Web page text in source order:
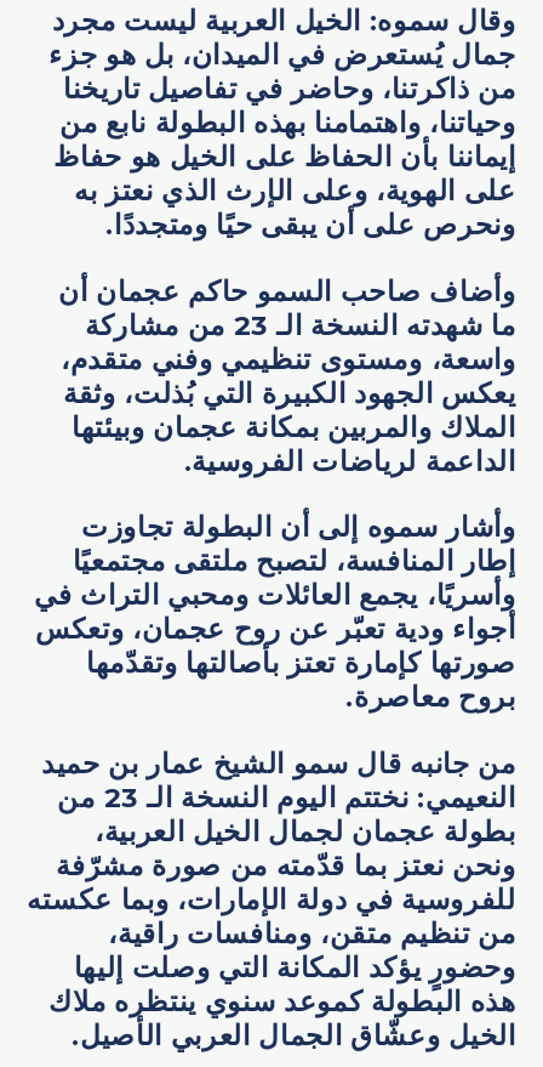
وقال سموه: الخيل العربية ليست مجرد
جمال يُستعرض في الميدان، بل هو جزء
من ذاكرتنا، وحاضر في تفاصيل تاريخنا
وحياتنا، واهتمامنا بهذه البطولة نابع من
إيماننا بأن الحفاظ على الخيل هو حفاظ
على الهوية، وعلى الإرث الذي نعتز به
ونحرص على أن يبقى حيًا ومتجددًا.
وأضاف صاحب السمو حاكم عجمان أن
ما شهدته النسخة الـ 23 من مشاركة
واسعة، ومستوى تنظيمي وفني متقدم،
يعكس الجهود الكبيرة التي بُذلت، وثقة
الملاك والمربين بمكانة عجمان وبيئتها
الداعمة لرياضات الفروسية.
وأشار سموه إلى أن البطولة تجاوزت
إطار المنافسة، لتصبح ملتقى مجتمعيًا
وأسريًا، يجمع العائلات ومحبي التراث في
أجواء ودية تعبّر عن روح عجمان، وتعكس
صورتها كإمارة تعتز بأصالتها وتقدّمها
بروح معاصرة.
من جانبه قال سمو الشيخ عمار بن حميد
النعيمي: نختتم اليوم النسخة الـ 23 من
بطولة عجمان لجمال الخيل العربية،
ونحن نعتز بما قدّمته من صورة مشرّفة
للفروسية في دولة الإمارات، وبما عكسته
من تنظيم متقن، ومنافسات راقية،
وحضورٍ يؤكد المكانة التي وصلت إليها
هذه البطولة كموعد سنوي ينتظره ملاك
الخيل وعشّاق الجمال العربي الأصيل.